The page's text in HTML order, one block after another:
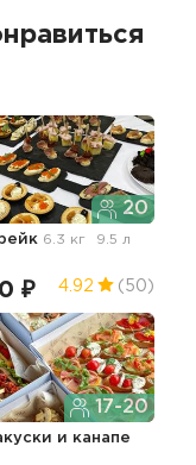
20
6.3 кг 9.5 л
₽ 4.92 (50)
17-20
и канапе